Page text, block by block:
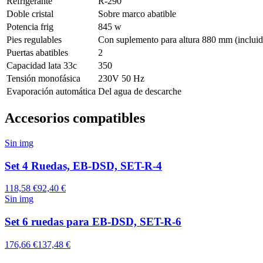
Doble cristal
Sobre marco abatible
Potencia frig
845 w
Pies regulables
Con suplemento para altura 880 mm
Puertas abatibles
2
Capacidad lata 33c
350
Tensión monofásica
230V 50 Hz
Evaporación automática Del agua de descarche
Accesorios compatibles
Sin img
Set 4 Ruedas, EB-DSD, SET-R-4
118,58 €92,40 €
Sin img
Set 6 ruedas para EB-DSD, SET-R-6
176,66 €137,48 €